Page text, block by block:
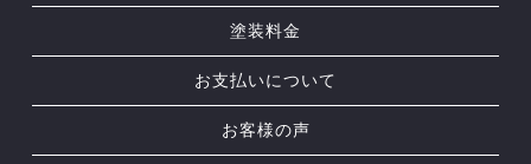
塗装料金
お支払いについて
お客様の声